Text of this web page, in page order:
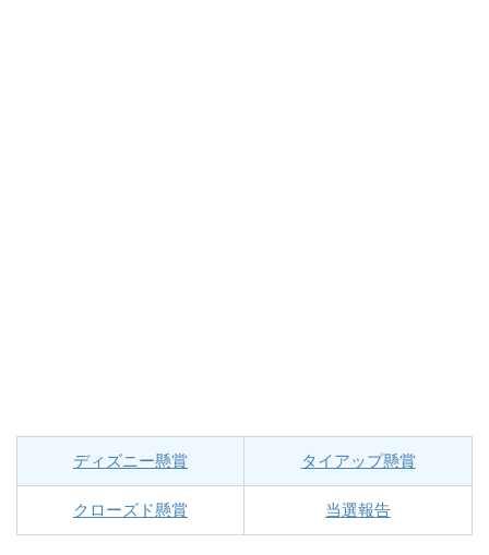
ディズニー懸賞 タイアップ懸賞
クローズド懸賞 当選報告